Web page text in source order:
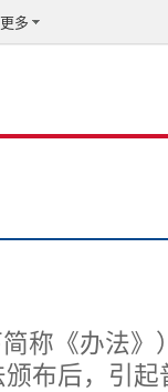
更多
称《办法
颁布后，引